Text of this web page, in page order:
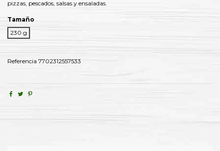
pizzas, pescados, salsas y ensaladas.
Tamaño
230 g
Referencia 7702312557533